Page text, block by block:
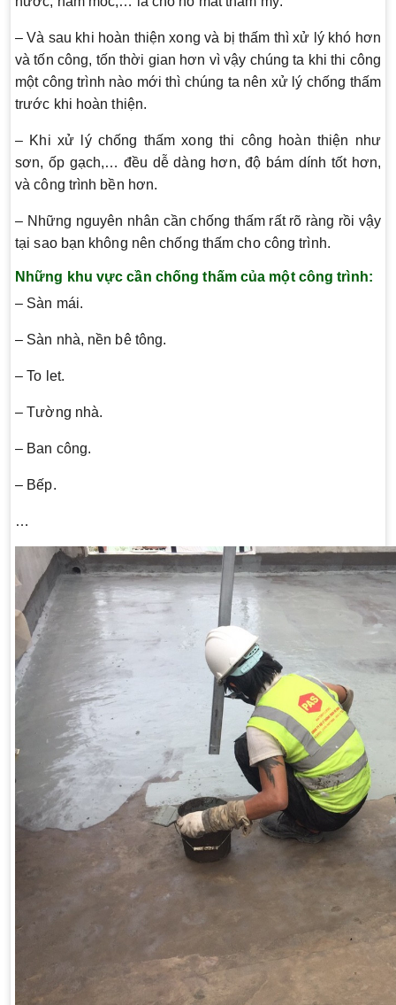
– Và sau khi hoàn thiện xong và bị thấm thì xử lý khó hơn
và tốn công, tốn thời gian hơn vì vậy chúng ta khi thi công
một công trình nào mới thì chúng ta nên xử lý chống thấm
trước khi hoàn thiện.
– Khi xử lý chống thấm xong thi công hoàn thiện như
sơn, ốp gạch,… đều dễ dàng hơn, độ bám dính tốt hơn,
và công trình bền hơn.
– Những nguyên nhân cần chống thấm rất rõ ràng rồi vậy
tại sao bạn không nên chống thấm cho công trình.
Những khu vực cần chống thấm của một công trình:
– Sàn mái.
– Sàn nhà, nền bê tông.
– To let.
– Tường nhà.
– Ban công.
– Bếp.
…